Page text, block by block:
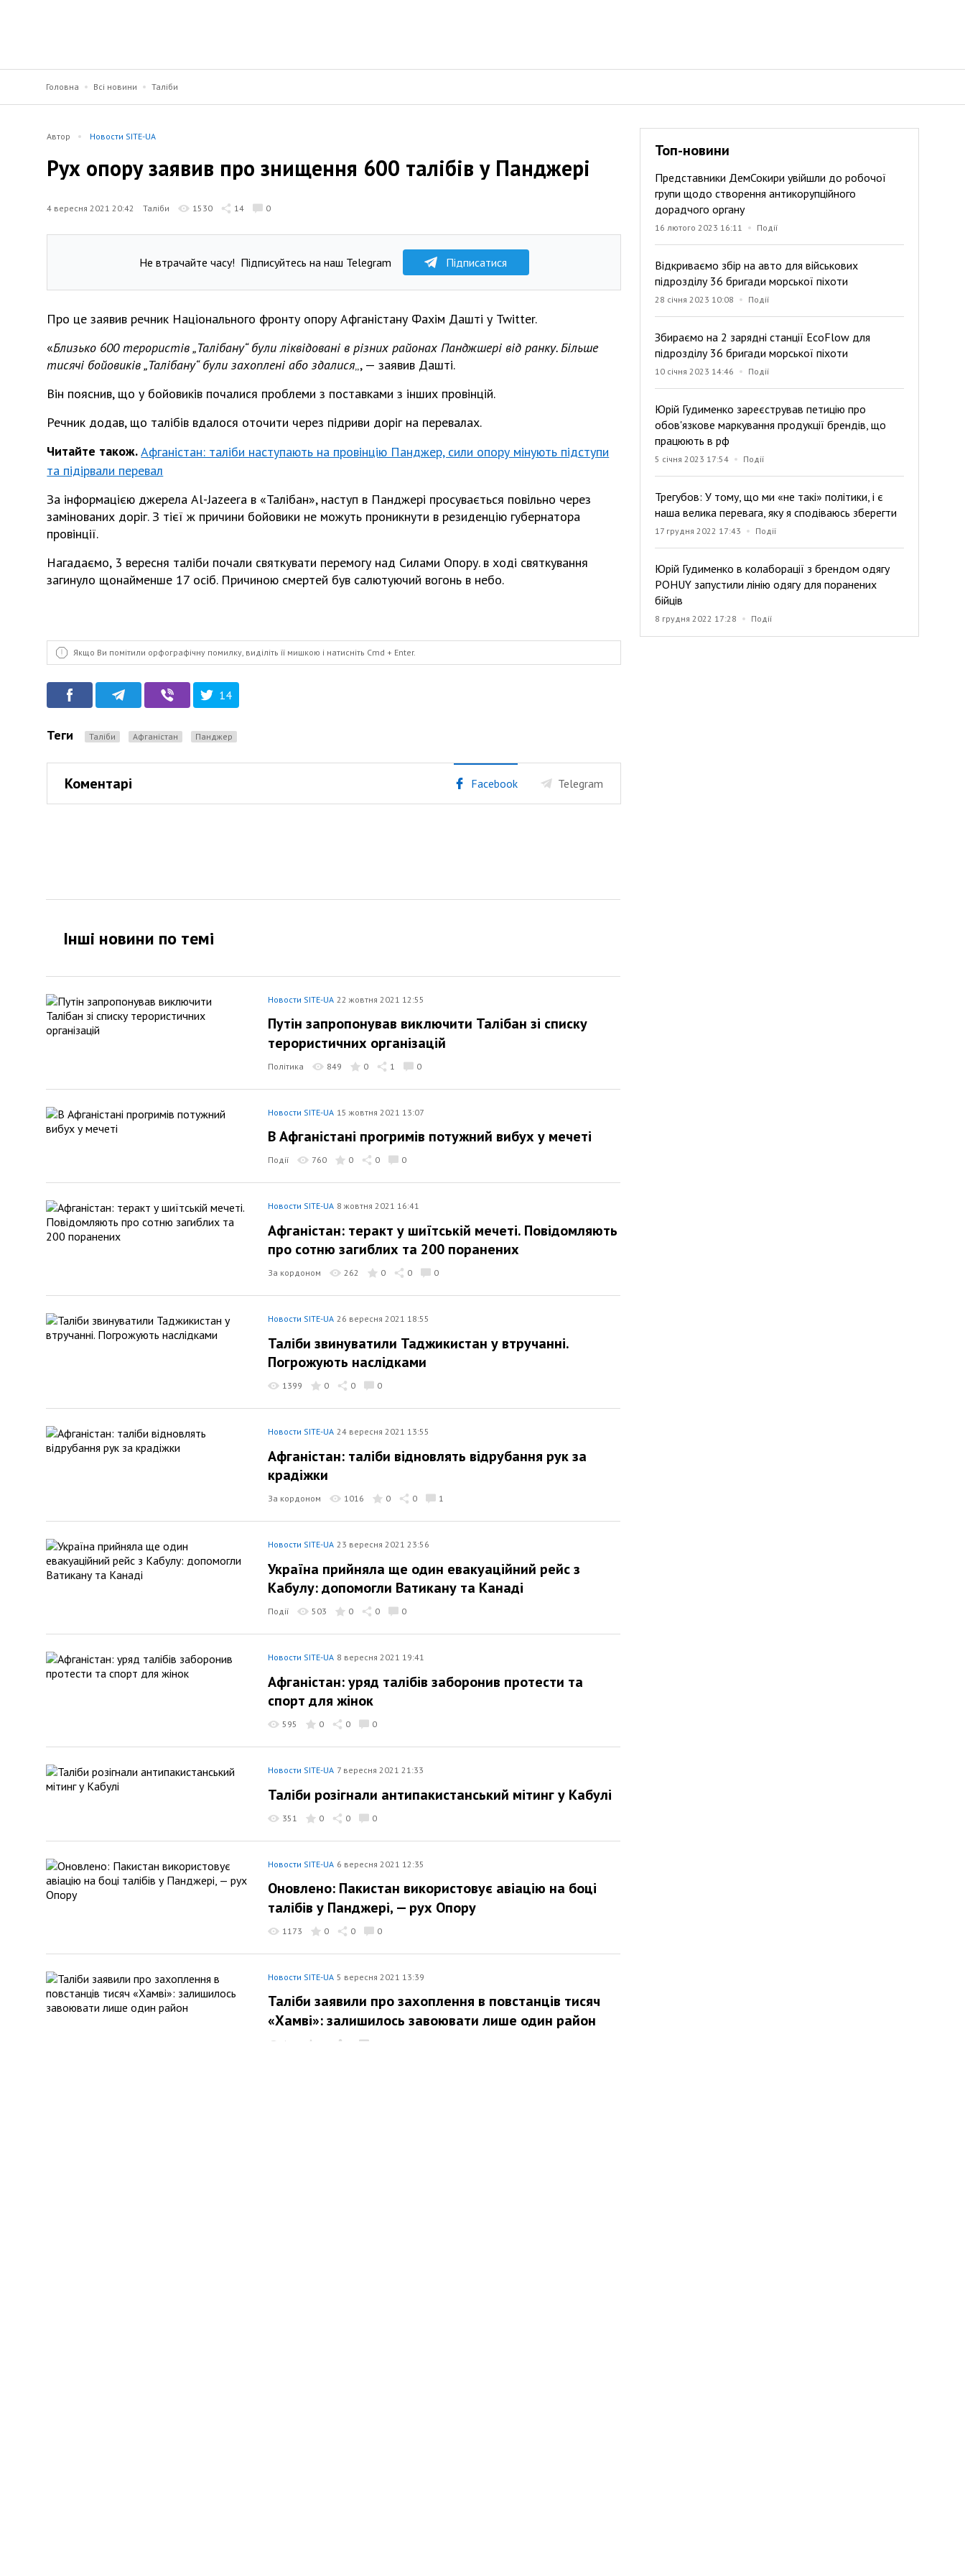
Головна Всі новини Таліби
Автор Новости SITE-UA
Рух опору заявив про знищення 600 талібів у Панджері
4 вересня 2021 20:42 Таліби 1530 14 0
Не втрачайте часу! Підписуйтесь на наш Telegram Підписатися
Про це заявив речник Національного фронту опору Афганістану Фахім Дашті у Twitter.
«Близько 600 терористів „Талібану“ були ліквідовані в різних районах Панджшері від ранку. Більше
тисячі бойовиків „Талібану“ були захоплені або здалися„, — заявив Дашті.
Він пояснив, що у бойовиків почалися проблеми з поставками з інших провінцій.
Речник додав, що талібів вдалося оточити через підриви доріг на перевалах.
Читайте також.Афганістан: таліби наступають на провінцію Панджер, сили опору мінують підступи
та підірвали перевал
За інформацією джерела Al-Jazeera в «Талібан», наступ в Панджері просувається повільно через
замінованих доріг. З тієї ж причини бойовики не можуть проникнути в резиденцію губернатора
провінції.
Нагадаємо, 3 вересня таліби почали святкувати перемогу над Силами Опору. в ході святкування
загинуло щонайменше 17 осіб. Причиною смертей був салютуючий вогонь в небо.
Якщо Ви помітили орфографічну помилку, виділіть її мишкою і натисніть Cmd + Enter.
14
Теги Таліби Афганістан Панджер
Коментарі Facebook Telegram
Топ-новини
Представники ДемСокири увійшли до робочої
групи щодо створення антикорупційного
дорадчого органу
16 лютого 2023 16:11 Події
Відкриваємо збір на авто для військових
підрозділу 36 бригади морської піхоти
28 січня 2023 10:08 Події
Збираємо на 2 зарядні станції EcoFlow для
підрозділу 36 бригади морської піхоти
10 січня 2023 14:46 Події
Юрій Гудименко зареєстрував петицію про
обов'язкове маркування продукції брендів, що
працюють в рф
5 січня 2023 17:54 Події
Трегубов: У тому, що ми «не такі» політики, і є
наша велика перевага, яку я сподіваюсь зберегти
17 грудня 2022 17:43 Події
Юрій Гудименко в колаборації з брендом одягу
POHUY запустили лінію одягу для поранених
бійців
8 грудня 2022 17:28 Події
Інші новини по темi
Новости SITE-UA 22 жовтня 2021 12:55
Путін запропонував виключити Талібан зі списку
терористичних організацій
Політика 849 0 1 0
Новости SITE-UA 15 жовтня 2021 13:07
В Афганістані прогримів потужний вибух у мечеті
Події 760 0 0 0
Новости SITE-UA 8 жовтня 2021 16:41
Афганістан: теракт у шиїтській мечеті. Повідомляють
про сотню загиблих та 200 поранених
За кордоном 262 0 0 0
Новости SITE-UA 26 вересня 2021 18:55
Таліби звинуватили Таджикистан у втручанні.
Погрожують наслідками
1399 0 0 0
Новости SITE-UA 24 вересня 2021 13:55
Афганістан: таліби відновлять відрубання рук за
крадіжки
За кордоном 1016 0 0 1
Новости SITE-UA 23 вересня 2021 23:56
Україна прийняла ще один евакуаційний рейс з
Кабулу: допомогли Ватикану та Канаді
Події 503 0 0 0
Новости SITE-UA 8 вересня 2021 19:41
Афганістан: уряд талібів заборонив протести та
спорт для жінок
595 0 0 0
Новости SITE-UA 7 вересня 2021 21:33
Таліби розігнали антипакистанський мітинг у Кабулі
351 0 0 0
Новости SITE-UA 6 вересня 2021 12:35
Оновлено: Пакистан використовує авіацію на боці
талібів у Панджері, — рух Опору
1173 0 0 0
Новости SITE-UA 5 вересня 2021 13:39
Таліби заявили про захоплення в повстанців тисяч
«Хамві»: залишилось завоювати лише один район
644